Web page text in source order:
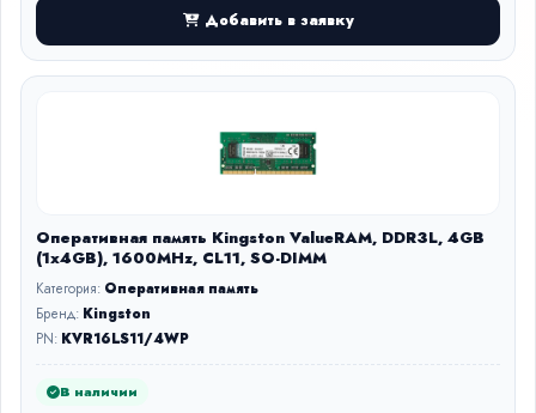
Добавить в заявку
Оперативная память Kingston ValueRAM, DDR3L, 4GB
(1x4GB), 1600MHz, CL11, SO-DIMM
Категория: Оперативная память
Бренд: Kingston
PN: KVR16LS11/4WP
В наличии